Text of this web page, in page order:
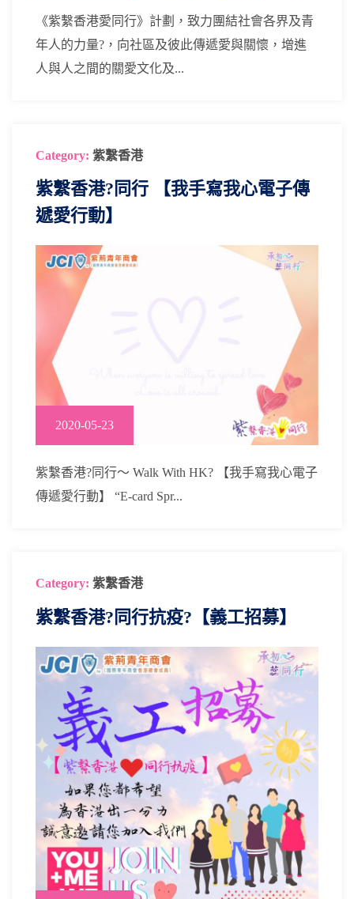
《紫繫香港愛同行》計劃，致力團結社會各界及青
年人的力量?，向社區及彼此傳遞愛與關懷，增進
人與人之間的關愛文化及...
Category: 紫繫香港
紫繫香港?同行 【我手寫我心電子傳
遞愛行動】
2020-05-23
紫繫香港?同行～ Walk With HK? 【我手寫我心電子
傳遞愛行動】 “E-card Spr...
Category: 紫繫香港
紫繫香港?同行抗疫?【義工招募】